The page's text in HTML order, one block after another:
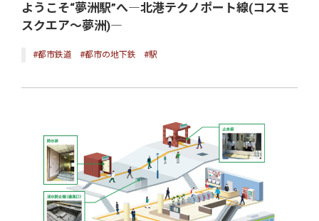
ようこそ“夢洲駅”へ―北港テクノポート線(コスモ
スクエア～夢洲)―
#都市鉄道 #都市の地下鉄 #駅